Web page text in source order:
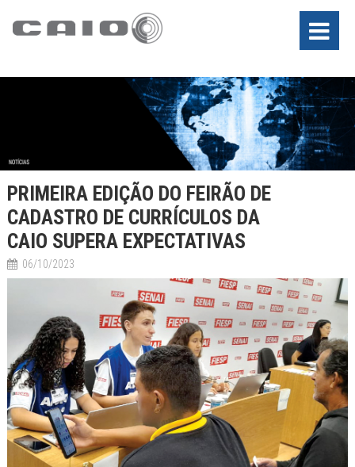
PRIMEIRA EDIÇÃO DO FEIRÃO DE
CADASTRO DE CURRÍCULOS DA
CAIO SUPERA EXPECTATIVAS
06/10/2023